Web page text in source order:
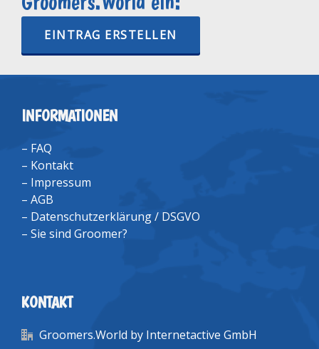
EINTRAG ERSTELLEN
INFORMATIONEN
– FAQ
– Kontakt
– Impressum
– AGB
– Datenschutzerklärung / DSGVO
– Sie sind Groomer?
KONTAKT
Groomers.World by Internetactive GmbH